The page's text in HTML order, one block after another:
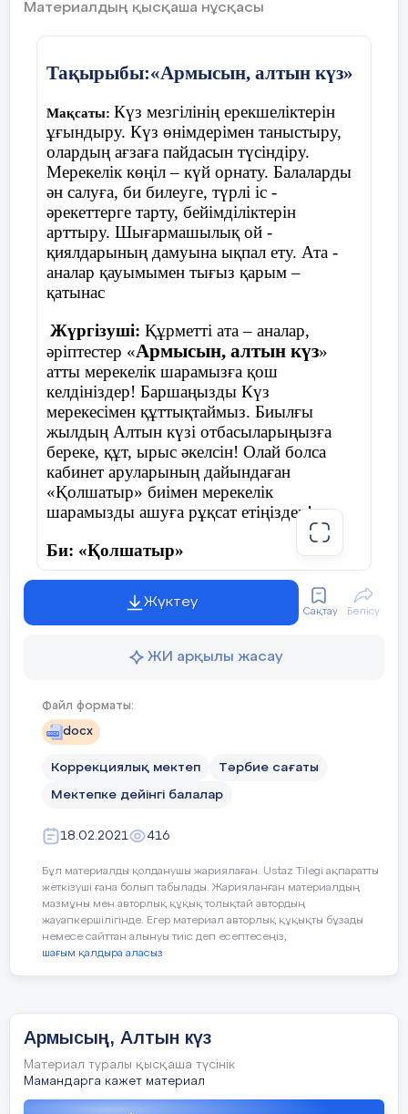
қолшатырдың жанына тұрады. Музыка
ойналады балалар билеп жүреді, музыка
тоқтағанда балалар қолшатырдың жанына
тұра қалу керек, қай балаға қолшатыр
жетпей қалса , сол бала ойыннан шығып
отырады.
Материалдың қысқаша нұсқасы
Тақырыбы:«Армысын, алтын күз»
Мақсаты: Күз мезгілінің ерекшеліктерін
ұғындыру. Күз өнімдерімен таныстыру,
олардың ағзаға пайдасын түсіндіру.
Мерекелік көңіл – күй орнату. Балаларды
ән салуға, би билеуге, түрлі іс -
әрекеттерге тарту, бейімділіктерін
арттыру. Шығармашылық ой -
қиялдарының дамуына ықпал ету. Ата -
аналар қауымымен тығыз қарым –
қатынас
Жүргізуші: Құрметті ата – аналар,
әріптестер «Армысын, алтын күз»
атты мерекелік шарамызға қош
келдініздер! Баршаңызды Күз
мерекесімен құттықтаймыз. Биылғы
жылдың Алтын күзі отбасыларыңызға
береке, құт, ырыс әкелсін! Олай болса
кабинет аруларының дайындаған
«Қолшатыр» биімен мерекелік
шарамызды ашуға рұқсат етіңіздер!
Би: «Қолшатыр»
Армасыздар, халайық,
Бармысыздар, халайық!
Күзгі тойды жұп жазбай,
Бірге қарсы алайық!
Дидактикалық ойын: «Дәміне қарай
ажырат.»
Жемістердің аттарын атап, қышқыл, тәтті,
дәмдерін ажырата білуге үйрету.
Ойын: «Тамшылар мен жапырақтар»
Жерде шашылып жатқан тамшылар мен
жапырақтарды жинау. Тамшыларды
«Кім жылдам?»
Жүктеу
Сақтау Бөлісу
ЖИ арқылы жасау
Файл форматы:
docx
Коррекциялық мектеп Тәрбие сағаты
Мектепке дейінгі балалар
18.02.2021 416
Бұл материалды қолданушы жариялаған. Ustaz Tilegi ақпаратты
жеткізуші ғана болып табылады. Жарияланған материалдың
мазмұны мен авторлық құқық толықтай автордың
жауапкершілігінде. Егер материал авторлық құқықты бұзады
немесе сайттан алынуы тиіс деп есептесеңіз,
шағым қалдыра аласыз
Армысың, Алтын күз
Материал туралы қысқаша түсінік
Мамандарга кажет материал